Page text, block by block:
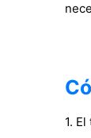
1.